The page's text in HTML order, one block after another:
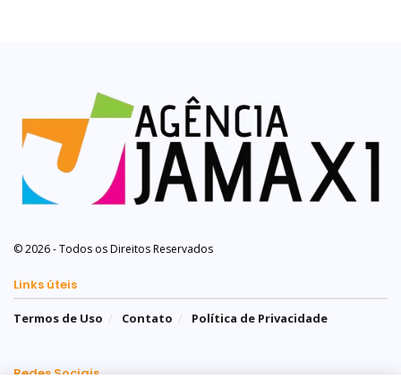
© 2026 - Todos os Direitos Reservados
Links úteis
Termos de Uso Contato Política de Privacidade
Redes Sociais